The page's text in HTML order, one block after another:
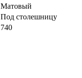
Матовый
Под столешницу
740